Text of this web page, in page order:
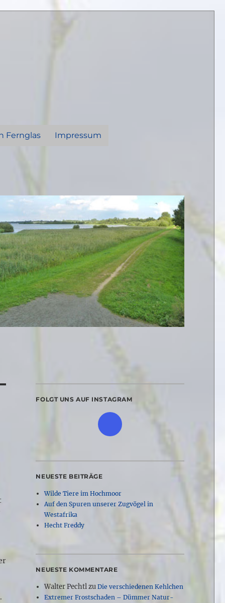
Fernglas Impressum
FOLGT UNS AUF INSTAGRAM
NEUESTE BEITRÄGE
Wilde Tiere im Hochmoor
Auf den Spuren unserer Zugvögel in
Westafrika
Hecht Freddy
NEUESTE KOMMENTARE
Walter Pechtlzu Die verschiedenen Kehlchen
Extremer Frostschaden – Dümmer Natur-